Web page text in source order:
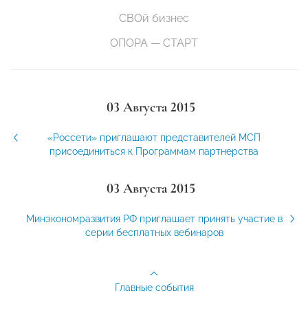
СВОй бизнес
ОПОРА — СТАРТ
03 Августа 2015
«Россети» приглашают представителей МСП
присоединиться к Программам партнерства
03 Августа 2015
Минэкономразвития РФ приглашает принять участие в
серии бесплатных вебинаров
Главные события